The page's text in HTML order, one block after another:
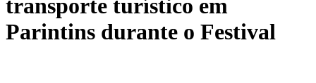
transporte turístico em
Parintins durante o Festival